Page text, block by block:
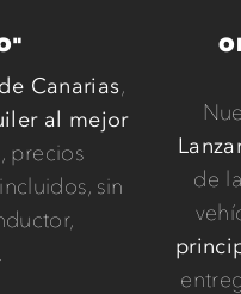
Canarias,
al mejor
, precios
sin
de